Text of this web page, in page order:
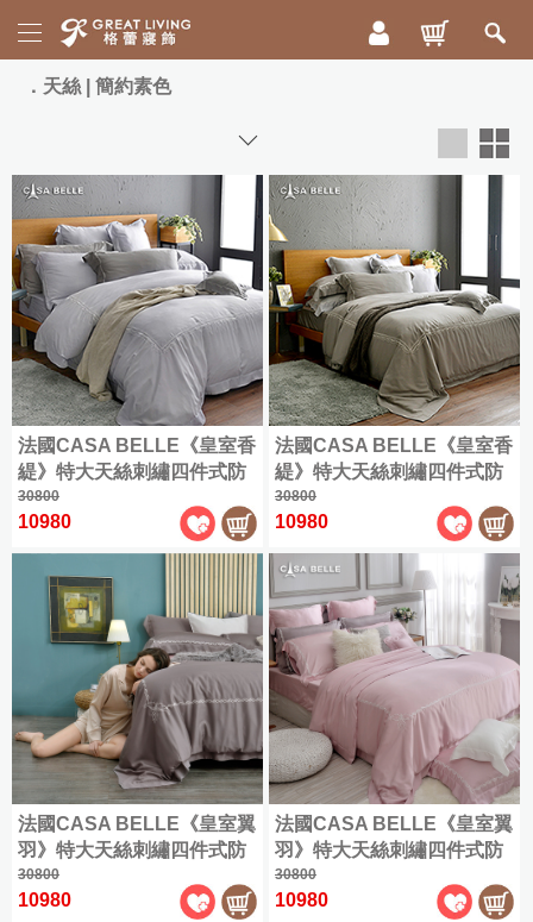
寵
爸
好
眠
祭
|
ICECOOL
眠
綿
冰
85
折
寵
爸
好
眠
祭
組
88
寵
爸
好
眠
新
品
上
市
床
寢
300
織
精
梳
棉
|
兩
用
被
床
包
|
此
分
全
尺
寸
300
織
精
棉
|
雙
層
紗
枕
頭
被
毯
舒
眠
好
枕
|
枕
全
部
商
|
記
憶
舒
|
涼
被
全
部
四
兩
用
被
保
配
件
保
潔
墊
套
枕
巾
家
飾
鷗
列
三
角
落
生
質
純
棉
✿
cotton
長
絨
單
人
包
品
牌
義
絕
天絲 | 簡約素色
法國CASA BELLE《皇室香
緹》特大天絲刺繡四件式防
蹣抗菌吸濕排汗兩用被床包
組
30800
10980
法國CASA BELLE《皇室香
緹》特大天絲刺繡四件式防
蹣抗菌吸濕排汗兩用被床包
組
30800
10980
法國CASA BELLE《皇室翼
羽》特大天絲刺繡四件式防
蹣抗菌吸濕排汗兩用被床包
組(共兩色可選)
30800
10980
法國CASA BELLE《皇室翼
羽》特大天絲刺繡四件式防
蹣抗菌吸濕排汗兩用被床包
組(共兩色可選)
30800
10980